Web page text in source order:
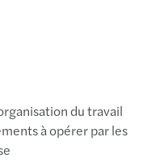
du travail
à opérer par les